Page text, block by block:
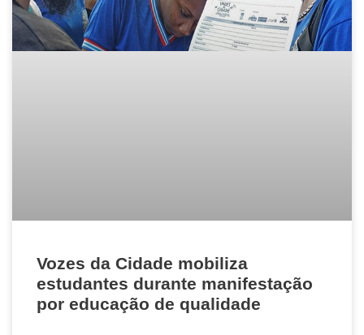
Vozes da Cidade mobiliza
estudantes durante manifestação
por educação de qualidade